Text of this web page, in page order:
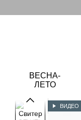
ВЕСНА-
ЛЕТО
ВИДЕО